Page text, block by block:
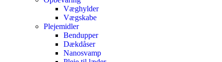
Væghylder
Vægskabe
Plejemidler
Bendupper
Dækdåser
Nanosvamp